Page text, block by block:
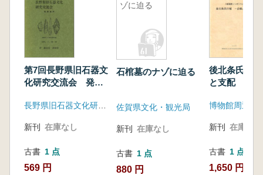
第7回長野県旧石器文
化研究交流会 発表
旧石器文化)
新刊 在庫なし
古書 1 点
569 円
ゾに迫る
石棺墓のナゾに迫る
佐賀県文化・観光局
新刊 在庫なし
古書 1 点
880 円
後北条氏の
と支配
新刊 在庫なし
古書 1 点
1,650 円